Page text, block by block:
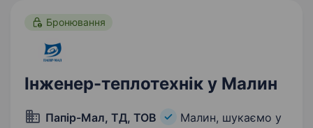
Бронювання
Інженер-теплотехнік у Малин
Папір-Мал, ТД, ТОВ
Малин, шукаємо у